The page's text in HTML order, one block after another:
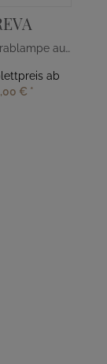
Moderne Grablampe aus Aluminium
ab
€ *